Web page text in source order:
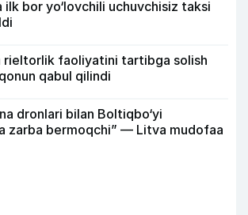
ilk bor yo‘lovchili uchuvchisiz taksi
rieltorlik faoliyatini tartibga solish
qabul qilindi
dronlari bilan Boltiqbo‘yi
zarba bermoqchi” — Litva mudofaa